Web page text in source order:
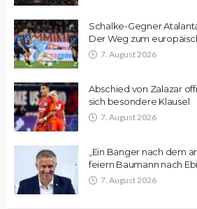
Schalke-Gegner
Der Weg zum
7. August 2026
Abschied von Zalazar
sich besondere Klausel
7. August 2026
„Ein Banger nach dem
feiern Baumann nach
7. August 2026